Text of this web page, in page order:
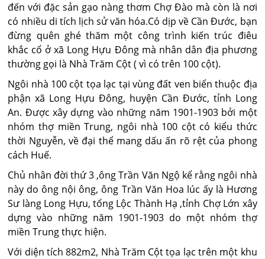
đến với đặc sản gạo nàng thơm Chợ Đào mà còn là nơi
có nhiều di tích lịch sử văn hóa.Có dịp về Cần Đước, bạn
đừng quên ghé thăm một công trình kiến trúc điêu
khắc cổ ở xã Long Hựu Đông mà nhân dân địa phương
thường gọi là Nhà Trăm Cột ( vì có trên 100 cột).
Ngôi nhà 100 cột tọa lạc tại vùng đất ven biển thuộc địa
phận xã Long Hựu Đông, huyện Cần Đước, tỉnh Long
An. Được xây dựng vào những năm 1901-1903 bởi một
nhóm thợ miền Trung, ngôi nhà 100 cột có kiểu thức
thời Nguyễn, về đại thể mang dấu ấn rõ rệt của phong
cách Huế.
Chủ nhân đời thứ 3 ,ông Trần Văn Ngộ kể rằng ngôi nhà
này do ông nội ông, ông Trần Văn Hoa lúc ấy là Hương
Sư làng Long Hựu, tổng Lộc Thành Hạ ,tỉnh Chợ Lớn xây
dựng vào những năm 1901-1903 do một nhóm thợ
miền Trung thực hiện.
Với diện tích 882m2, Nhà Trăm Cột tọa lạc trên một khu